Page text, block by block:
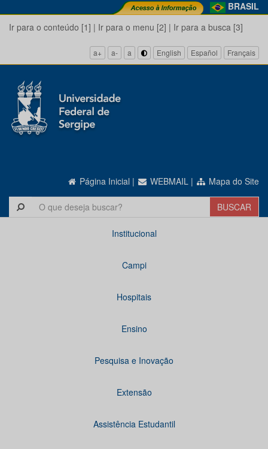
BRASIL
Ir para o conteúdo [1] | Ir para o menu [2] | Ir para a busca [3]
a+ a- a English Español Français
Página Inicial | WEBMAIL | Mapa do Site
Institucional
Campi
Hospitais
Ensino
Pesquisa e Inovação
Extensão
Assistência Estudantil